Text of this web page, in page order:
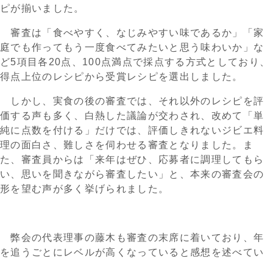
ピが揃いました。
審査は「食べやすく、なじみやすい味であるか」「家
庭でも作ってもう一度食べてみたいと思う味わいか」な
ど5項目各20点、100点満点で採点する方式としており、
得点上位のレシピから受賞レシピを選出しました。
しかし、実食の後の審査では、それ以外のレシピを評
価する声も多く、白熱した議論が交わされ、改めて「単
純に点数を付ける」だけでは、評価しきれないジビエ料
理の面白さ、難しさを伺わせる審査となりました。ま
た、審査員からは「来年はぜひ、応募者に調理してもら
い、思いを聞きながら審査したい」と、本来の審査会の
形を望む声が多く挙げられました。
弊会の代表理事の藤木も審査の末席に着いており、年
を追うごとにレベルが高くなっていると感想を述べてい